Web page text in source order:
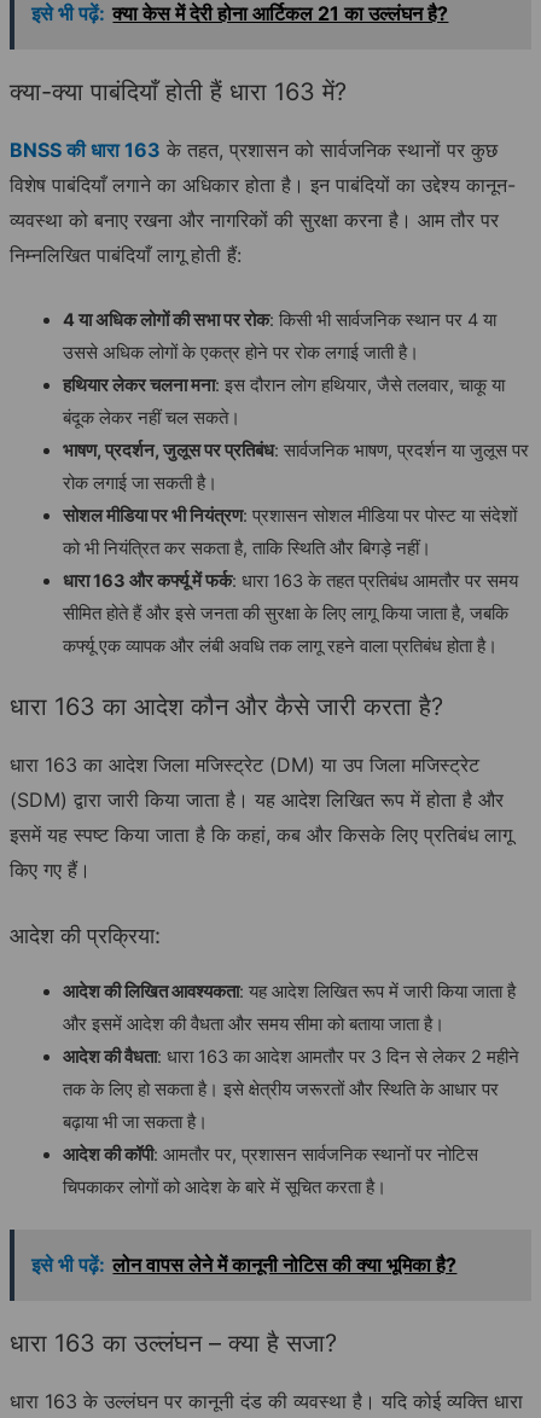
इसे भी पढ़ें: क्या केस में देरी होना आर्टिकल 21 का उल्लंघन है?
क्या-क्या पाबंदियाँ होती हैं धारा 163 में?
BNSS की धारा 163 के तहत, प्रशासन को सार्वजनिक स्थानों पर कुछ
विशेष पाबंदियाँ लगाने का अधिकार होता है। इन पाबंदियों का उद्देश्य कानून-
व्यवस्था को बनाए रखना और नागरिकों की सुरक्षा करना है। आम तौर पर
निम्नलिखित पाबंदियाँ लागू होती हैं:
4 या अधिक लोगों की सभा पर रोक: किसी भी सार्वजनिक स्थान पर 4 या
उससे अधिक लोगों के एकत्र होने पर रोक लगाई जाती है।
हथियार लेकर चलना मना: इस दौरान लोग हथियार, जैसे तलवार, चाकू या
बंदूक लेकर नहीं चल सकते।
भाषण, प्रदर्शन, जुलूस पर प्रतिबंध: सार्वजनिक भाषण, प्रदर्शन या जुलूस पर
रोक लगाई जा सकती है।
सोशल मीडिया पर भी नियंत्रण: प्रशासन सोशल मीडिया पर पोस्ट या संदेशों
को भी नियंत्रित कर सकता है, ताकि स्थिति और बिगड़े नहीं।
धारा 163 और कर्फ्यू में फर्क: धारा 163 के तहत प्रतिबंध आमतौर पर समय
सीमित होते हैं और इसे जनता की सुरक्षा के लिए लागू किया जाता है, जबकि
कर्फ्यू एक व्यापक और लंबी अवधि तक लागू रहने वाला प्रतिबंध होता है।
धारा 163 का आदेश कौन और कैसे जारी करता है?
धारा 163 का आदेश जिला मजिस्ट्रेट (DM) या उप जिला मजिस्ट्रेट
(SDM) द्वारा जारी किया जाता है। यह आदेश लिखित रूप में होता है और
इसमें यह स्पष्ट किया जाता है कि कहां, कब और किसके लिए प्रतिबंध लागू
किए गए हैं।
आदेश की प्रक्रिया:
आदेश की लिखित आवश्यकता: यह आदेश लिखित रूप में जारी किया जाता है
और इसमें आदेश की वैधता और समय सीमा को बताया जाता है।
आदेश की वैधता: धारा 163 का आदेश आमतौर पर 3 दिन से लेकर 2 महीने
तक के लिए हो सकता है। इसे क्षेत्रीय जरूरतों और स्थिति के आधार पर
बढ़ाया भी जा सकता है।
आदेश की कॉपी: आमतौर पर, प्रशासन सार्वजनिक स्थानों पर नोटिस
चिपकाकर लोगों को आदेश के बारे में सूचित करता है।
इसे भी पढ़ें: लोन वापस लेने में कानूनी नोटिस की क्या भूमिका है?
धारा 163 का उल्लंघन – क्या है सजा?
धारा 163 के उल्लंघन पर कानूनी दंड की व्यवस्था है। यदि कोई व्यक्ति धारा